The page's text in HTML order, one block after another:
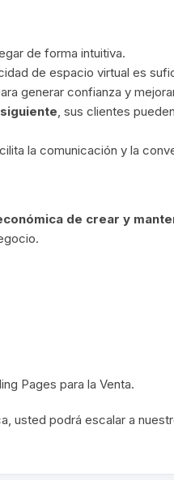
de forma intuitiva.
de espacio virtual es
generar confianza y
, sus clientes
la comunicación y la
de crear y
Pages para la Venta.
usted podrá escalar a